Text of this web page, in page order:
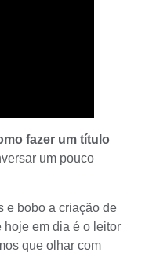
fazer um título
um pouco
e bobo a criação de
hoje em dia é o leitor
que olhar com